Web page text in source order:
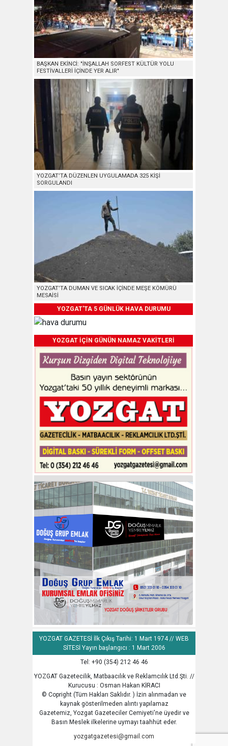
BAŞKAN EKİNCİ: "İNŞALLAH SORFEST KÜLTÜR YOLU
FESTİVALLERİ İÇİNDE YER ALIR"
YOZGAT’TA DÜZENLEN UYGULAMADA 325 KİŞİ
SORGULANDI
YOZGAT’TA DUMAN VE SICAK İÇİNDE MEŞE KÖMÜRÜ
MESAİSİ
YOZGAT'TA 5 GÜNLÜK HAVA DURUMU
YOZGAT İÇİN GÜNÜN NAMAZ VAKİTLERİ
YOZGAT GAZETESİ İlk Çıkış Tarihi: 1 Mart 1974 // WEB
SİTESİ Yayın başlangıcı : 1 Mart 2006
Tel: +90 (354) 212 46 46
YOZGAT Gazetecilik, Matbaacılık ve Reklamcılık Ltd.Şti. //
Kurucusu : Osman Hakan KİRACI
© Copright (Tüm Hakları Saklıdır. ) İzin alınmadan ve
kaynak gösterilmeden alıntı yapılamaz
Gazetemiz, Yozgat Gazeteciler Cemiyeti'ne üyedir ve
Basın Meslek ilkelerine uymayı taahhüt eder.
yozgatgazetesi@gmail.com